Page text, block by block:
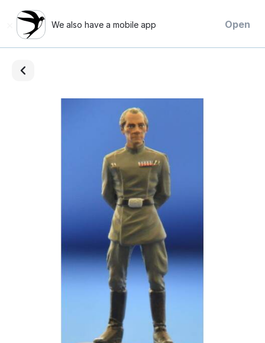
We also have a mobile app Open